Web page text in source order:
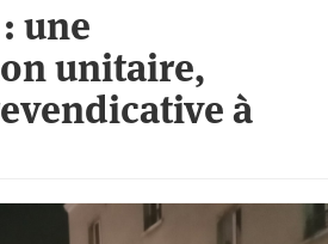
une
unitaire,
à